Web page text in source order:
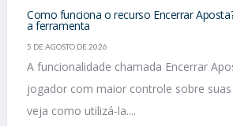
Como funciona o recurso Encerrar
a ferramenta
5 DE AGOSTO DE 2026
A funcionalidade chamada Encerrar
jogador com maior controle sobre
veja como utilizá-la....